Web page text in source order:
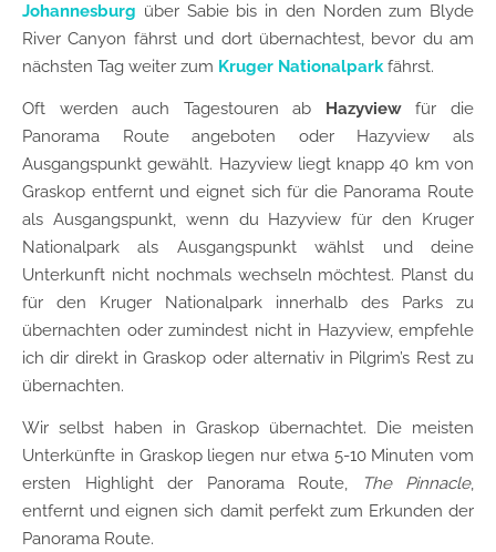
Johannesburg über Sabie bis in den Norden zum Blyde
River Canyon fährst und dort übernachtest, bevor du am
nächsten Tag weiter zum Kruger Nationalparkfährst.
Oft werden auch Tagestouren ab Hazyviewfür die
Panorama Route angeboten oder Hazyview als
Ausgangspunkt gewählt. Hazyview liegt knapp 40 km von
Graskop entfernt und eignet sich für die Panorama Route
als Ausgangspunkt, wenn du Hazyview für den Kruger
Nationalpark als Ausgangspunkt wählst und deine
Unterkunft nicht nochmals wechseln möchtest. Planst du
für den Kruger Nationalpark innerhalb des Parks zu
übernachten oder zumindest nicht in Hazyview, empfehle
ich dir direkt in Graskop oder alternativ in Pilgrim’s Rest zu
übernachten.
Wir selbst haben in Graskop übernachtet. Die meisten
Unterkünfte in Graskop liegen nur etwa 5-10 Minuten vom
ersten Highlight der Panorama Route,
The Pinnacle,
entfernt und eignen sich damit perfekt zum Erkunden der
Panorama Route.